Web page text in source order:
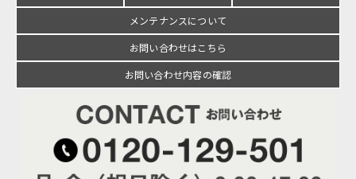
メンテナンスについて
お問い合わせはこちら
お問い合わせ内容の確認